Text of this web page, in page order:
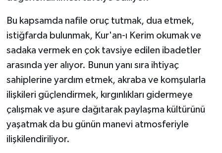
Bu kapsamda nafile oruç tutmak, dua etmek,
istiğfarda bulunmak, Kur'an-ı Kerim okumak ve
sadaka vermek en çok tavsiye edilen ibadetler
arasında yer alıyor. Bunun yanı sıra ihtiyaç
sahiplerine yardım etmek, akraba ve komşularla
ilişkileri güçlendirmek, kırgınlıkları gidermeye
çalışmak ve aşure dağıtarak paylaşma kültürünü
yaşatmak da bu günün manevi atmosferiyle
ilişkilendiriliyor.